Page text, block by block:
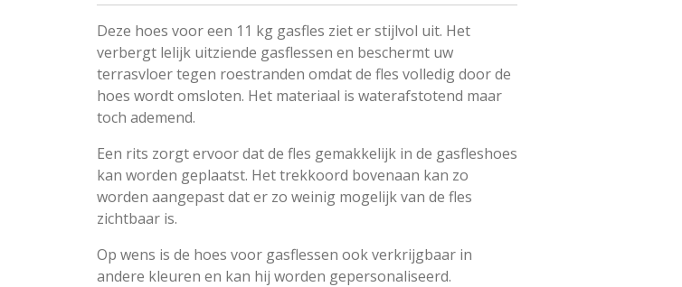
Deze hoes voor een 11 kg gasfles ziet er stijlvol uit. Het
verbergt lelijk uitziende gasflessen en beschermt uw
terrasvloer tegen roestranden omdat de fles volledig door de
hoes wordt omsloten. Het materiaal is waterafstotend maar
toch ademend.
Een rits zorgt ervoor dat de fles gemakkelijk in de gasfleshoes
kan worden geplaatst. Het trekkoord bovenaan kan zo
worden aangepast dat er zo weinig mogelijk van de fles
zichtbaar is.
Op wens is de hoes voor gasflessen ook verkrijgbaar in
andere kleuren en kan hij worden gepersonaliseerd.